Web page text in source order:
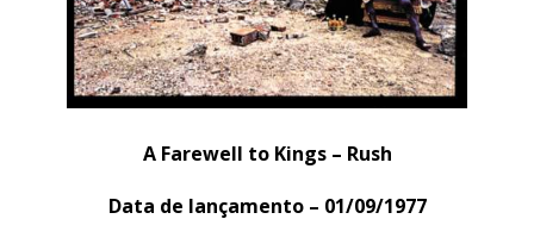
A Farewell to Kings – Rush
Data de lançamento – 01/09/1977